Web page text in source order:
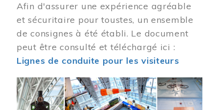
Afin d'assurer une expérience agréable
et sécuritaire pour toustes, un ensemble
de consignes à été établi. Le document
peut être consulté et téléchargé ici :
Lignes de conduite pour les visiteurs
Image